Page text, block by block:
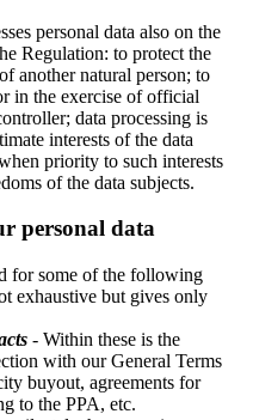
personal data also on the
Regulation: to protect the
another natural person; to
in the exercise of official
data processing is
interests of the data
priority to such interests
of the data subjects.
personal data
for some of the following
exhaustive but gives only
- Within these is the
with our General Terms
buyout, agreements for
to the PPA, etc.